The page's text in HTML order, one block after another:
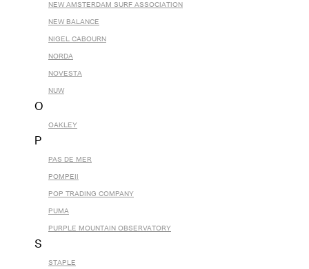
NEW AMSTERDAM SURF ASSOCIATION
NEW BALANCE
NIGEL CABOURN
NORDA
NOVESTA
NUW
O
OAKLEY
P
PAS DE MER
POMPEII
POP TRADING COMPANY
PUMA
PURPLE MOUNTAIN OBSERVATORY
S
STAPLE